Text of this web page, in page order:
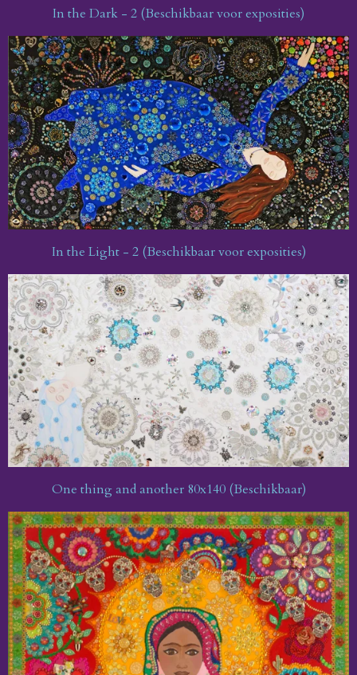
In the Dark - 2 (Beschikbaar voor exposities)
In the Light - 2 (Beschikbaar voor exposities)
One thing and another 80x140 (Beschikbaar)